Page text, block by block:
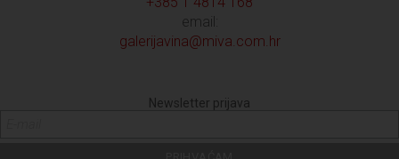
email:
galerijavina@miva.com.hr
Newsletter prijava